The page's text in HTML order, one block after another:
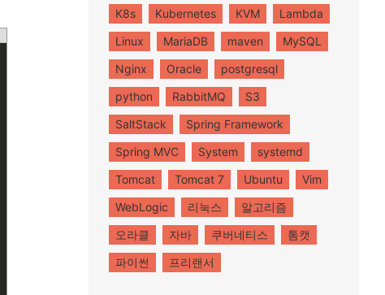
K8s
Kubernetes KVM
Lambda
Linux
MariaDB maven
MySQL
Nginx
Oracle
postgresql
python
RabbitMQ
S3
SaltStack
Spring Framework
Spring MVC
System
systemd
Tomcat
Tomcat 7 Ubuntu
Vim
WebLogic
리눅스
알고리즘
오라클
자바 쿠버네티스
톰캣
파이썬
프리랜서